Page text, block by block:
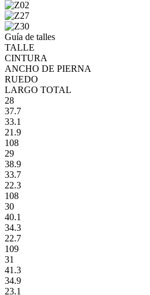
Guía de talles
TALLE
CINTURA
ANCHO DE PIERNA
RUEDO
LARGO TOTAL
28
37.7
33.1
21.9
108
29
38.9
33.7
22.3
108
30
40.1
34.3
22.7
109
31
41.3
34.9
23.1